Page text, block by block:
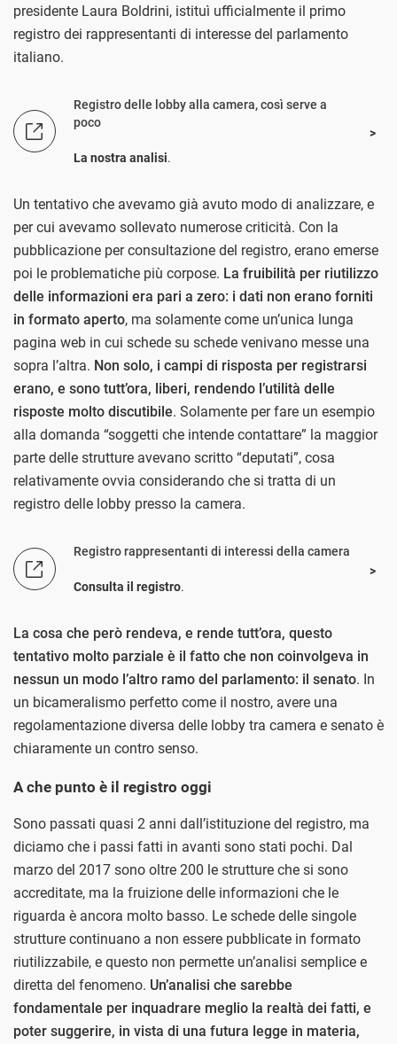
presidente Laura Boldrini, istituì ufficialmente il primo
registro dei rappresentanti di interesse del parlamento
italiano.
Registro delle lobby alla camera, così serve a
poco
La nostra analisi.
Un tentativo che avevamo già avuto modo di analizzare, e
per cui avevamo sollevato numerose criticità. Con la
pubblicazione per consultazione del registro, erano emerse
poi le problematiche più corpose. La fruibilità per riutilizzo
delle informazioni era pari a zero: i dati non erano forniti
in formato aperto, ma solamente come un’unica lunga
pagina web in cui schede su schede venivano messe una
sopra l’altra. Non solo, i campi di risposta per registrarsi
erano, e sono tutt’ora, liberi, rendendo l’utilità delle
risposte molto discutibile. Solamente per fare un esempio
alla domanda “soggetti che intende contattare” la maggior
parte delle strutture avevano scritto “deputati”, cosa
relativamente ovvia considerando che si tratta di un
registro delle lobby presso la camera.
Registro rappresentanti di interessi della camera
Consulta il registro.
La cosa che però rendeva, e rende tutt’ora, questo
tentativo molto parziale è il fatto che non coinvolgeva in
nessun un modo l’altro ramo del parlamento: il senato. In
un bicameralismo perfetto come il nostro, avere una
regolamentazione diversa delle lobby tra camera e senato è
chiaramente un contro senso.
A che punto è il registro oggi
Sono passati quasi 2 anni dall’istituzione del registro, ma
diciamo che i passi fatti in avanti sono stati pochi. Dal
marzo del 2017 sono oltre 200 le strutture che si sono
accreditate, ma la fruizione delle informazioni che le
riguarda è ancora molto basso. Le schede delle singole
strutture continuano a non essere pubblicate in formato
riutilizzabile, e questo non permette un’analisi semplice e
diretta del fenomeno. Un’analisi che sarebbe
fondamentale per inquadrare meglio la realtà dei fatti, e
poter suggerire, in vista di una futura legge in materia,